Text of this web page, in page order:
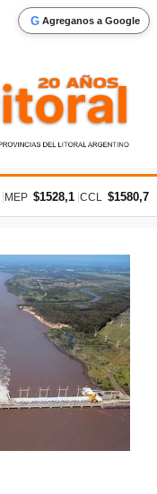
G Agreganos a Google
MEP $1528,1 CCL $1580,7